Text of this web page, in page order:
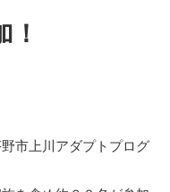
市上川アダプトプログ